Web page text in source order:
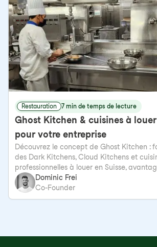
Restauration 7 min de temps de lecture
Ghost Kitchen & cuisines à
pour votre entreprise
Découvrez le concept de Ghost Kitchen :
des Dark Kitchens, Cloud Kitchens et
professionnelles à louer en Suisse,
Dominic Frei
Co-Founder